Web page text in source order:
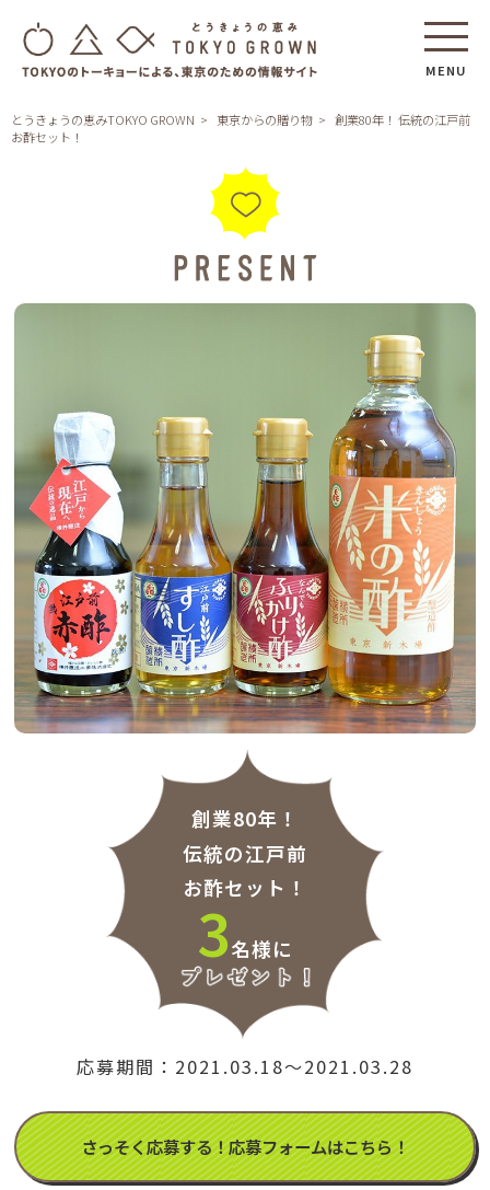
MENU
とうきょうの恵みTOKYO GROWN 東京からの贈り物
創業80年！ 伝統の江戸前
お酢セット！
創業80年！
伝統の江戸前
お酢セット！
3名様に
応募期間：2021.03.18～2021.03.28
さっそく応募する！応募フォームはこちら！